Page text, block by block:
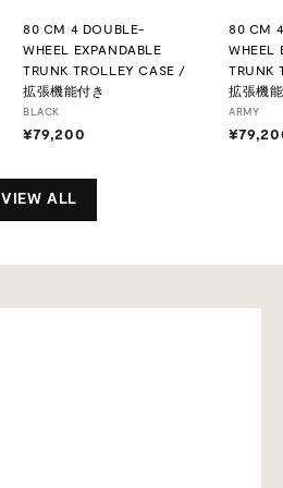
80 CM 4 DOUBLE-
WHEEL EXPANDABLE
TRUNK TROLLEY CASE /
拡張機能付き
BLACK
¥79,200
9
2
80 CM
WHEEL
TRUNK
拡張機
ARMY
VIEW ALL